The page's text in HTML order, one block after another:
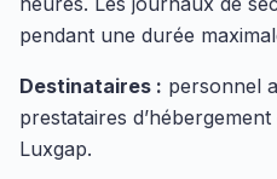
pendant une durée
Destinataires : personnel
prestataires
Luxgap.